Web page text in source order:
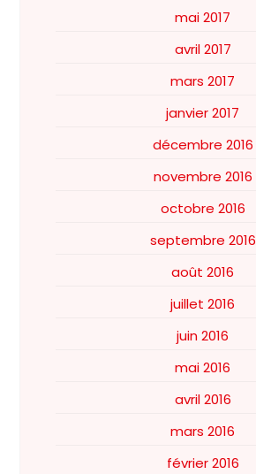
mai 2017
avril 2017
mars 2017
janvier 2017
décembre 2016
novembre 2016
octobre 2016
septembre 2016
août 2016
juillet 2016
juin 2016
mai 2016
avril 2016
mars 2016
février 2016